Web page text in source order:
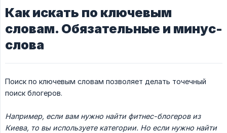
Как искать по ключевым
словам. Обязательные и минус-
слова
Поиск по ключевым словам позволяет делать точечный
поиск блогеров.
Например, если вам нужно найти фитнес-блогеров из
Киева, то вы используете категории. Но если нужно найти